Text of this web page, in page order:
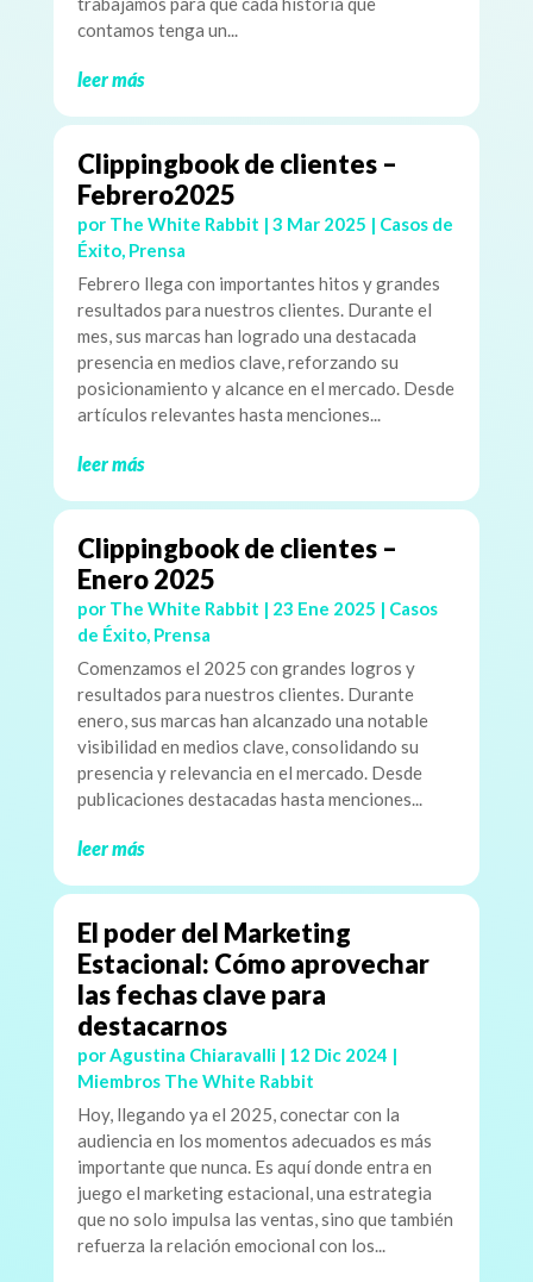
contamos tenga un...
leer más
Clippingbook de clientes –
Febrero2025
por The White Rabbit | 3 Mar 2025 | Casos de
Éxito, Prensa
Febrero llega con importantes hitos y grandes
resultados para nuestros clientes. Durante el
mes, sus marcas han logrado una destacada
presencia en medios clave, reforzando su
posicionamiento y alcance en el mercado. Desde
artículos relevantes hasta menciones...
leer más
Clippingbook de clientes –
Enero 2025
por The White Rabbit | 23 Ene 2025 | Casos
de Éxito, Prensa
Comenzamos el 2025 con grandes logros y
resultados para nuestros clientes. Durante
enero, sus marcas han alcanzado una notable
visibilidad en medios clave, consolidando su
presencia y relevancia en el mercado. Desde
publicaciones destacadas hasta menciones...
leer más
El poder del Marketing
Estacional: Cómo aprovechar
las fechas clave para
destacarnos
porAgustina Chiaravalli| 12 Dic 2024 |
Miembros The White Rabbit
Hoy, llegando ya el 2025, conectar con la
audiencia en los momentos adecuados es más
importante que nunca. Es aquí donde entra en
juego el marketing estacional, una estrategia
que no solo impulsa las ventas, sino que también
refuerza la relación emocional con los...